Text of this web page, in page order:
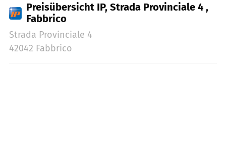
Preisübersicht IP, Strada Provinciale 4 ,
Fabbrico
Strada Provinciale 4
42042 Fabbrico